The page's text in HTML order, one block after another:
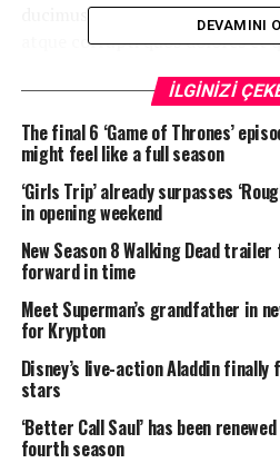
ducimus qui blanditiis
atque corrupti quos dolores et
in culpa qui officia deserunt
laborum et dolorum fuga.
Quis autem vel eum iure
voluptate velit esse quam nihil
vel illum qui dolorem eum
pariatur.
Temporibus autem quibusdam
rerum necessitatibus saepe
earum rerum hic tenetur a
reiciendis voluptatibus maiores
perferendis doloribus
DEVAMINI
İLGİNİZİ
The final 6 ‘Game of Thrones’
might feel like a full season
‘Girls Trip’ already surpasses
in opening weekend
New Season 8 Walking Dead
forward in time
Meet Superman’s grandfather in
for Krypton
Disney’s live-action Aladdin
stars
‘Better Call Saul’ has been
fourth season